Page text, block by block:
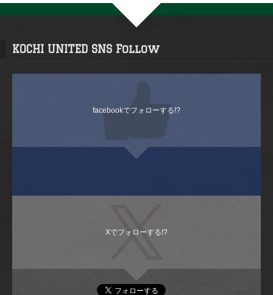
KOCHI UNITED SNS Follow
facebookでフォローする!?
Xでフォローする!?